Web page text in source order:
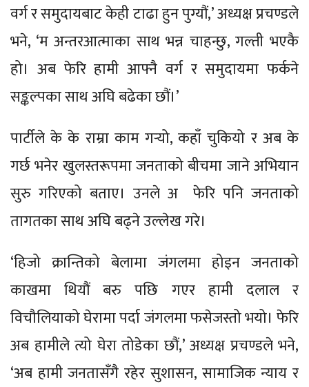
वर्ग र समुदायबाट केही टाढा हुन पुग्यौं,’ अध्यक्ष प्रचण्डले
भने, ‘म अन्तरआत्माका साथ भन्न चाहन्छु, गल्ती भएकै
हो। अब फेरि हामी आफ्नै वर्ग र समुदायमा फर्कने
सङ्कल्पका साथ अघि बढेका छौं।’
पार्टीले के के राम्रा काम गर्‍यो, कहाँ चुकियो र अब के
गर्छ भनेर खुलस्तरूपमा जनताको बीचमा जाने अभियान
सुरु गरिएको बताए। उनले अ फेरि पनि जनताको
तागतका साथ अघि बढ्ने उल्लेख गरे।
‘हिजो क्रान्तिको बेलामा जंगलमा होइन जनताको
काखमा थियौं बरु पछि गएर हामी दलाल र
विचौलियाको घेरामा पर्दा जंगलमा फसेजस्तो भयो। फेरि
अब हामीले त्यो घेरा तोडेका छौं,’ अध्यक्ष प्रचण्डले भने,
‘अब हामी जनतासँगै रहेर सुशासन, सामाजिक न्याय र